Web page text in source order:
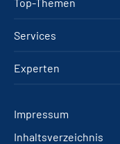
Services
Experten
Impressum
Inhaltsverzeichnis